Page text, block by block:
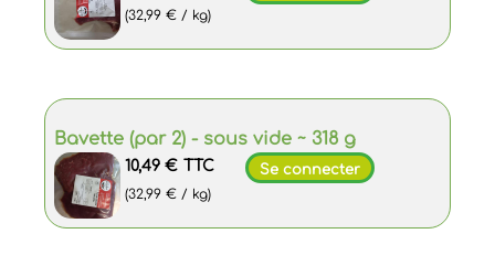
(32,99 € / kg)
Bavette (par 2) - sous vide ~ 318 g
10,49 € TTC
(32,99 € / kg)
Se connecter